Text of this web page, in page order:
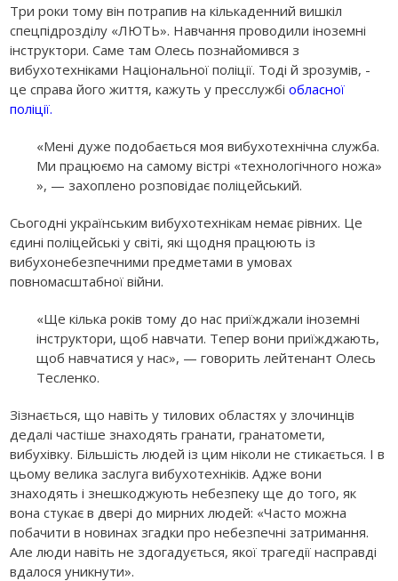
Три роки тому він потрапив на кількаденний вишкіл
спецпідрозділу «ЛЮТЬ». Навчання проводили іноземні
інструктори. Саме там Олесь познайомився з
вибухотехніками Національної поліції. Тоді й зрозумів, -
це справа його життя, кажуть у пресслужбіобласної
поліції.
«Мені дуже подобається моя вибухотехнічна служба.
Ми працюємо на самому вістрі «технологічного ножа»
», — захоплено розповідає поліцейський.
Сьогодні українським вибухотехнікам немає рівних. Це
єдині поліцейські у світі, які щодня працюють із
вибухонебезпечними предметами в умовах
повномасштабної війни.
«Ще кілька років тому до нас приїжджали іноземні
інструктори, щоб навчати. Тепер вони приїжджають,
щоб навчатися у нас», — говорить лейтенант Олесь
Тесленко.
Зізнається, що навіть у тилових областях у злочинців
дедалі частіше знаходять гранати, гранатомети,
вибухівку. Більшість людей із цим ніколи не стикається. І в
цьому велика заслуга вибухотехніків. Адже вони
знаходять і знешкоджують небезпеку ще до того, як
вона стукає в двері до мирних людей: «Часто можна
побачити в новинах згадки про небезпечні затримання.
Але люди навіть не здогадується, якої трагедії насправді
вдалося уникнути».